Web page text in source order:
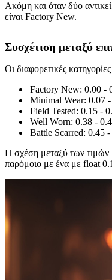
Ακόμη και όταν δύο
είναι Factory New.
Συσχέτιση μεταξύ
Οι διαφορετικές
Factory New: 0.00 -
Minimal Wear: 0.07
Field Tested: 0.15 -
Well Worn: 0.38 -
Battle Scarred: 0.45
Η σχέση μεταξύ των τιμών
παρόμοιο με ένα με float